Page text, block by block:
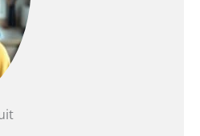
du cuiseur à riz est doté
d'un verrou de sécurité
et la cuve intérieure est
dotée d'un double
revêtement antiadhésif.
plastique résistantes à la